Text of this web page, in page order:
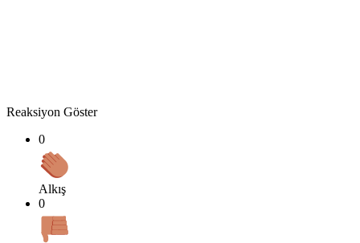
Reaksiyon Göster
0
Alkış
0